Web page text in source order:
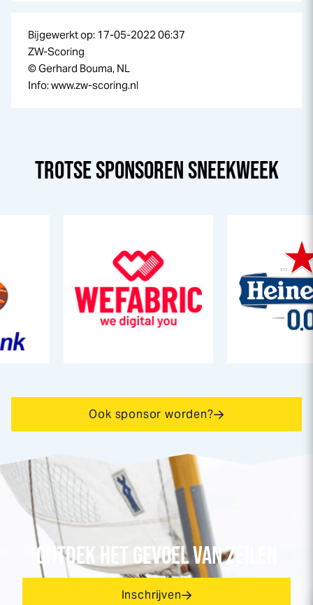
Bijgewerkt op: 17-05-2022 06:37
ZW-Scoring
© Gerhard Bouma, NL
Info: www.zw-scoring.nl
TROTSE SPONSORENSNEEKWEEK
Ook sponsor worden?
ONTDEK HET GEVOEL VAN ZEILEN
Inschrijven